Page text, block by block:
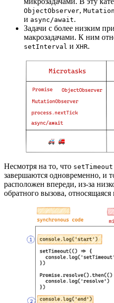
ObjectObserver,
и async/await.
Задачи с более низким
макрозадачами. К ним
setInterval и XHR.
Несмотря на то, что setTimeout
завершаются одновременно, и
расположен впереди, из-за
обратного вызова,